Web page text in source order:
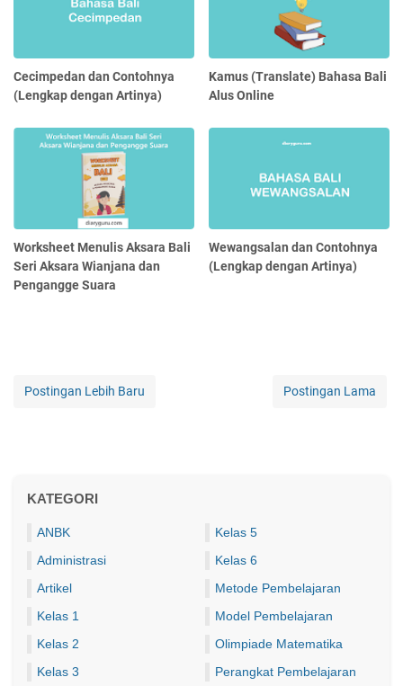
Cecimpedan dan Contohnya
(Lengkap dengan Artinya)
Kamus (Translate) Bahasa Bali
Alus Online
Worksheet Menulis Aksara Bali
Seri Aksara Wianjana dan
Pengangge Suara
Wewangsalan dan Contohnya
(Lengkap dengan Artinya)
Postingan Lebih Baru Postingan Lama
KATEGORI
ANBK
Administrasi
Artikel
Kelas 1
Kelas 2
Kelas 3
Kelas 5
Kelas 6
Metode Pembelajaran
Model Pembelajaran
Olimpiade Matematika
Perangkat Pembelajaran